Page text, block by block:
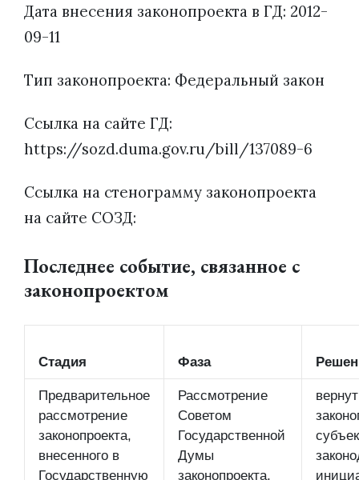
Дата внесения законопроекта в ГД: 2012-
09-11
Тип законопроекта: Федеральный закон
Ссылка на сайте ГД:
https://sozd.duma.gov.ru/bill/137089-6
Ссылка на стенограмму законопроекта
на сайте СОЗД:
Последнее событие, связанное с
законопроектом
Стадия Фаза
Предварительное
рассмотрение
законопроекта,
внесенного в
Государственную
Рассмотрение
Советом
Государственной
Думы
законопроекта,